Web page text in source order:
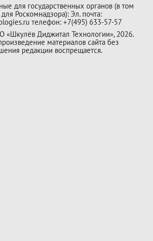
для государственных органов (в том
Роскомнадзора): Эл. почта:
телефон: +7(495) 633-57-57
«Шкулёв Диджитал Технологии», 2026.
материалов сайта без
редакции воспрещается.